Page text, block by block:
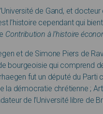
de Gand, et
l’histoire cependant qui
Contribution à l’histoire
et de Simone Piers de
bourgeoisie qui comprend
fut un député du Parti
la démocratie chrétienne ;
de l’Université libre de